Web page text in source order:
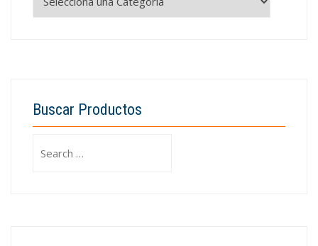
Buscar Productos
for: